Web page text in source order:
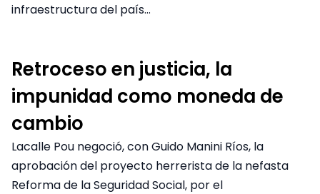
infraestructura del país…
Retroceso en justicia, la
impunidad como moneda de
cambio
Lacalle Pou negoció, con Guido Manini Ríos, la
aprobación del proyecto herrerista de la nefasta
Reforma de la Seguridad Social, por el